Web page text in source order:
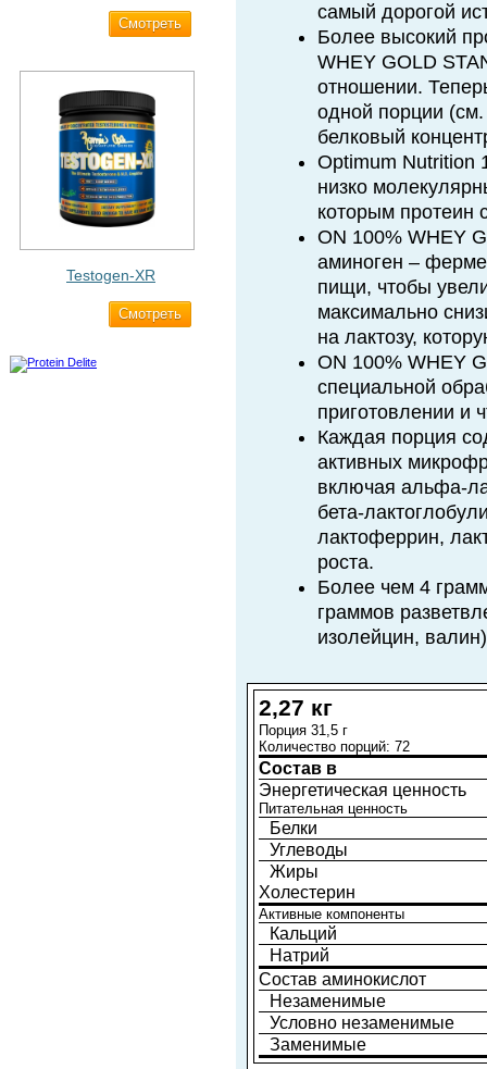
Cмотреть
Testogen-XR
Cмотреть
самый дорогой
Более высокий
WHEY GOLD
отношении.
одной порции (см.
белковый
Optimum Nutrition
низко
которым протеин
ON 100% WHEY
аминоген –
пищи, чтобы
максимально
на лактозу,
ON 100% WHEY
специальной
приготовлении и
Каждая порция
активных
включая альфа-
бета-
лактоферрин,
роста.
Более чем 4
граммов
изолейцин,
2,27 кг
Порция 31,5 г
Количество порций: 72
Состав в
Энергетическая ценность
Питательная ценность
Белки
Углеводы
Жиры
Холестерин
Активные компоненты
Кальций
Натрий
Состав аминокислот
Незаменимые
Условно незаменимые
Заменимые